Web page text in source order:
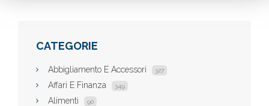
CATEGORIE
Abbigliamento E Accessori 327
Affari E Finanza 349
Alimenti 90